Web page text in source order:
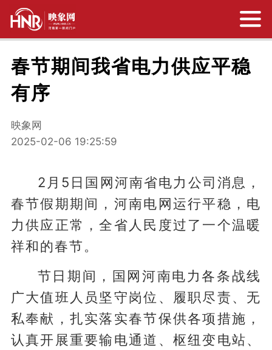
春节期间我省电力供应平稳
有序
映象网
2025-02-06 19:25:59
2月5日国网河南省电力公司消息，
春节假期期间，河南电网运行平稳，电
力供应正常，全省人民度过了一个温暖
祥和的春节。
节日期间，国网河南电力各条战线
广大值班人员坚守岗位、履职尽责、无
私奉献，扎实落实春节保供各项措施，
认真开展重要输电通道、枢纽变电站、